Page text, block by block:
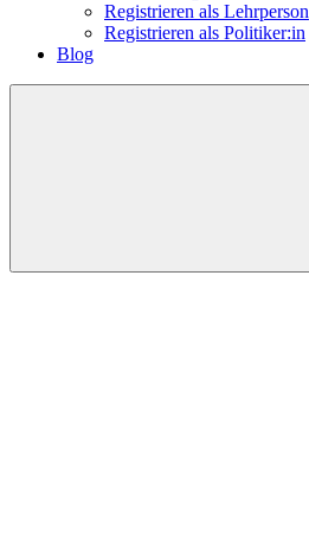
Registrieren als Lehrperson
Registrieren als Politiker:in
Blog